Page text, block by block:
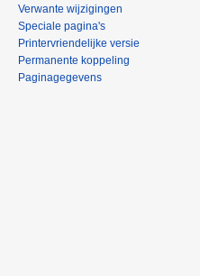
Verwante wijzigingen
Speciale pagina's
Printervriendelijke versie
Permanente koppeling
Paginagegevens